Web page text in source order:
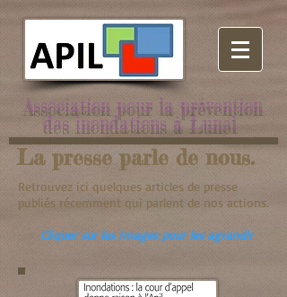
Association pour la prévention
des inondations à Lunel
La presse parle de nous.
Retrouvez ici quelques articles de presse
publiés récemment qui parlent de nos actions.
Cliquer sur les images pour les agrandir